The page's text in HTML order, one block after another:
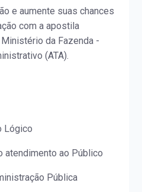
e aumente suas chances
com a apostila
da Fazenda -
(ATA).
Lógico
atendimento ao Público
Pública